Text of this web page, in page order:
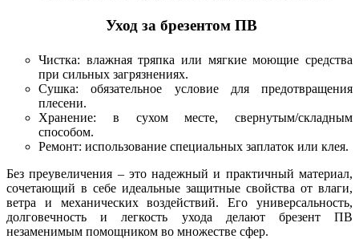
Уход за брезентом ПВ
Чистка: влажная тряпка или мягкие моющие средства
при сильных загрязнениях.
Сушка: обязательное условие для предотвращения
плесени.
Хранение: в сухом месте, свернутым/складным
способом.
Ремонт: использование специальных заплаток или клея.
Без преувеличения – это надежный и практичный материал,
сочетающий в себе идеальные защитные свойства от влаги,
ветра и механических воздействий. Его универсальность,
долговечность и легкость ухода делают брезент ПВ
незаменимым помощником во множестве сфер.